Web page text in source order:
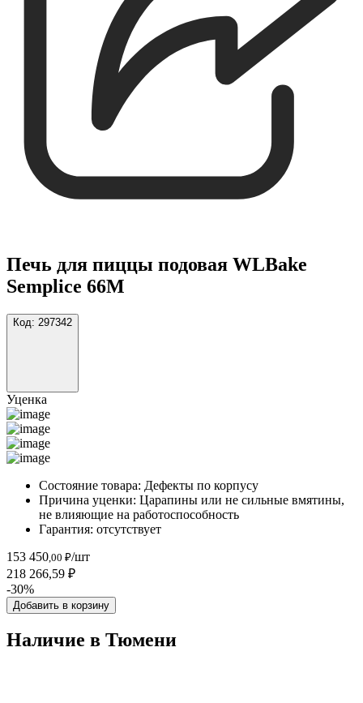
Печь для пиццы подовая WLBake
Semplice 66M
Код: 297342
Уценка
Состояние товара: Дефекты по корпусу
Причина уценки: Царапины или не сильные вмятины,
не влияющие на работоспособность
Гарантия: отсутствует
153 450 ,00 ₽/шт
218 266,59 ₽
-30%
Добавить в корзину
Наличие в Тюмени